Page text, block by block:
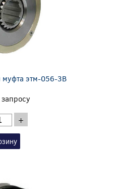
муфта этм-056-3В
+